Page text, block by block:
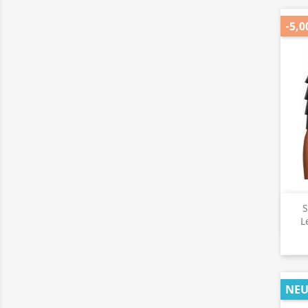
-
NEU